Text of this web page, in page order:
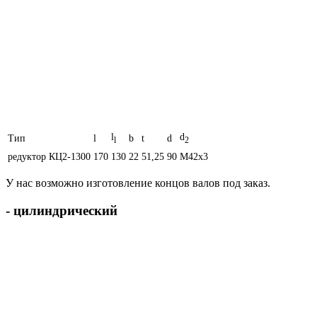
Тип l ll b t d d2
редуктор КЦ2-1300 170 130 22 51,25 90 M42x3
У нас возможно изготовление концов валов под заказ.
- цилиндрический